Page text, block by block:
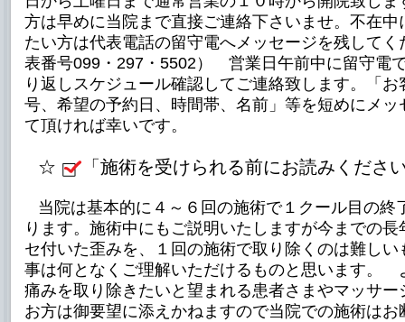
方は早めに当院まで直接ご連絡下さいませ。不在中
たい方は代表電話の留守電へメッセージを残してく
表番号099・297・5502） 営業日午前中に留守電
り返しスケジュール確認してご連絡致します。「お
号、希望の予約日、時間帯、名前」等を短めにメッ
て頂ければ幸いです。
☆ 「施術を受けられる前にお読みくださ
当院は基本的に４～６回の施術で１クール目の終
ります。施術中にもご説明いたしますが今までの長
セ付いた歪みを、１回の施術で取り除くのは難しい
事は何となくご理解いただけるものと思います。
痛みを取り除きたいと望まれる患者さまやマッサー
お方は御要望に添えかねますので当院での施術はお